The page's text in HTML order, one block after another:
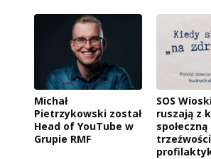
Michał
Pietrzykowski został
Head of YouTube w
Grupie RMF
SOS
ruszają z